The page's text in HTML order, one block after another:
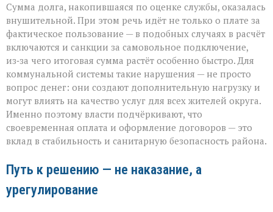
Сумма долга, накопившаяся по оценке службы, оказалась
внушительной. При этом речь идёт не только о плате за
фактическое пользование — в подобных случаях в расчёт
включаются и санкции за самовольное подключение,
из‑за чего итоговая сумма растёт особенно быстро. Для
коммунальной системы такие нарушения — не просто
вопрос денег: они создают дополнительную нагрузку и
могут влиять на качество услуг для всех жителей округа.
Именно поэтому власти подчёркивают, что
своевременная оплата и оформление договоров — это
вклад в стабильность и санитарную безопасность района.
Путь к решению — не наказание, а
урегулирование